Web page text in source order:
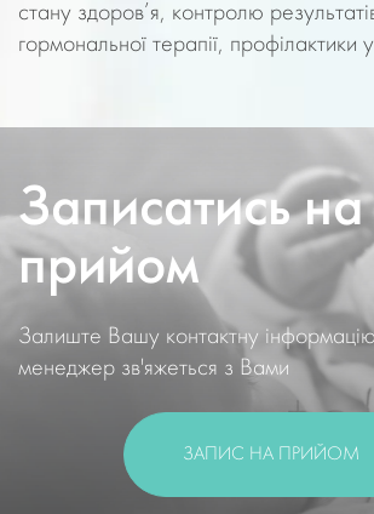
стану здоров’я, контролю
гормональної терапії, профілактики
Записатись на
прийом
Залиште Вашу контактну
менеджер зв'яжеться з Вами
ЗАПИС НА ПРИЙОМ